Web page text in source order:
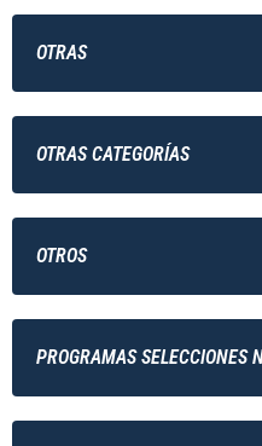
OTRAS
OTRAS CATEGORÍAS
OTROS
PROGRAMAS SELECCIONES